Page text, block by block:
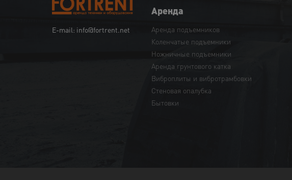
E-mail: info@fortrent.net
Аренда
Аренда подъемников
Коленчатые подъемники
Ножничные подъемники
Аренда грунтового катка
Виброплиты и вибротрамбовки
Cтеновая опалубка
Бытовки